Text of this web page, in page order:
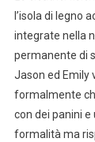
l’isola di legno
integrate nella
permanente di
Jason ed Emily
formalmente
con dei panini
formalità ma